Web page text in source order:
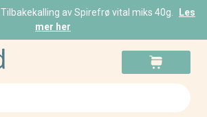
Tilbakekalling av Spirefrø vital miks 40g.
Les
mer her